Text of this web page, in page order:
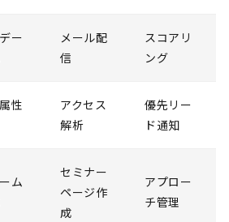
ー
メール配
信
スコアリ
ング
性
アクセス
解析
優先リー
ド通知
ム
セミナー
ページ作
成
アプロー
チ管理